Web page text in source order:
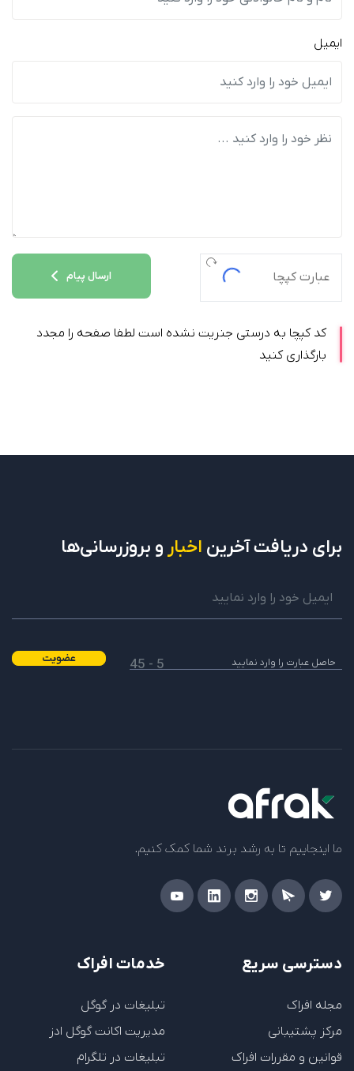
ایمیل
ارسال پیام
کد کپچا به درستی جنریت نشده است لطفا صفحه را مجدد
بارگذاری کنید
برای دریافتآخرین اخبار و بروزرسانی‌ها
5 - 45 عضویت
ما اینجاییم تا به رشد برند شما کمک کنیم.
دسترسی سریع
مجله افراک
مرکز پشتیبانی
قوانین و مقررات افراک
خدمات افراک
تبلیغات در گوگل
مدیریت اکانت گوگل ادز
تبلیغات در تلگرام